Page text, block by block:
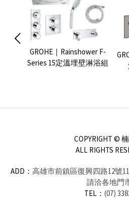
GROHE｜Rainshower F-
Series 15定溫埋壁淋浴組
COPYRIGHT ©
ALL RIGHTS
ADD： 高雄市前鎮區復興四路12號
請洽各地門
TEL： (07)